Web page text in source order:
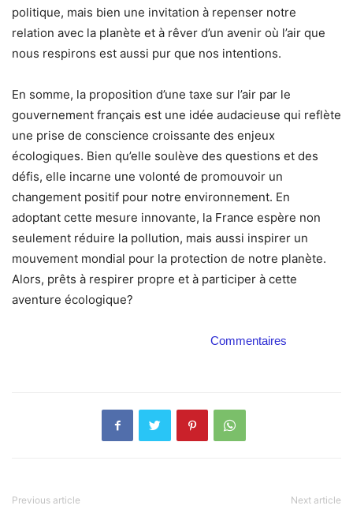
politique, mais bien une invitation à repenser notre
relation avec la planète et à rêver d’un avenir où l’air que
nous respirons est aussi pur que nos intentions.
En somme, la proposition d’une taxe sur l’air par le
gouvernement français est une idée audacieuse qui reflète
une prise de conscience croissante des enjeux
écologiques. Bien qu’elle soulève des questions et des
défis, elle incarne une volonté de promouvoir un
changement positif pour notre environnement. En
adoptant cette mesure innovante, la France espère non
seulement réduire la pollution, mais aussi inspirer un
mouvement mondial pour la protection de notre planète.
Alors, prêts à respirer propre et à participer à cette
aventure écologique?
Commentaires
Previous article Next article